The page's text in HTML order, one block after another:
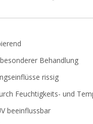
Behandlung
rissig
Feuchtigkeits- und
beeinflussbar